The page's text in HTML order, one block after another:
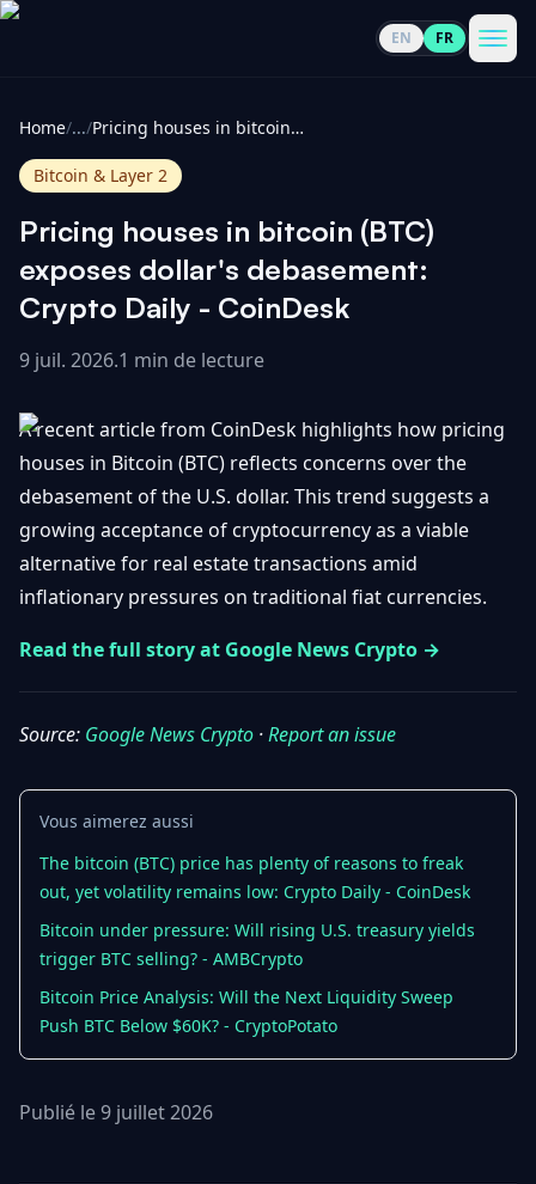
EN FR
Cryptomonnaies
Voir
tout
100
Hausses
Baisses
tout
jour du
marché
&
2
& DeFi
Régulations
& Politique
Plateformes
& Sécurité
Voir
tout
Débuter
Investissement
Bases de
Blockchain
Portefeuilles
NFTs &
Avancé
NOUS
CONTACTER
Promouvoir
Contact
Home/.../ Pricing houses in bitcoin (BTC) exposes dollar's debasement: Crypto Daily - CoinDesk
Bitcoin & Layer 2
Pricing houses in bitcoin (BTC)
exposes dollar's debasement:
Crypto Daily - CoinDesk
9 juil. 2026.1 min de lecture
A recent article from CoinDesk highlights how pricing
houses in Bitcoin (BTC) reflects concerns over the
debasement of the U.S. dollar. This trend suggests a
growing acceptance of cryptocurrency as a viable
alternative for real estate transactions amid
inflationary pressures on traditional fiat currencies.
Read the full story at Google News Crypto →
Source: Google News Crypto ·Report an issue
Vous aimerez aussi
The bitcoin (BTC) price has plenty of reasons to freak
out, yet volatility remains low: Crypto Daily - CoinDesk
Bitcoin under pressure: Will rising U.S. treasury yields
trigger BTC selling? - AMBCrypto
Bitcoin Price Analysis: Will the Next Liquidity Sweep
Push BTC Below $60K? - CryptoPotato
Publié le 9 juillet 2026